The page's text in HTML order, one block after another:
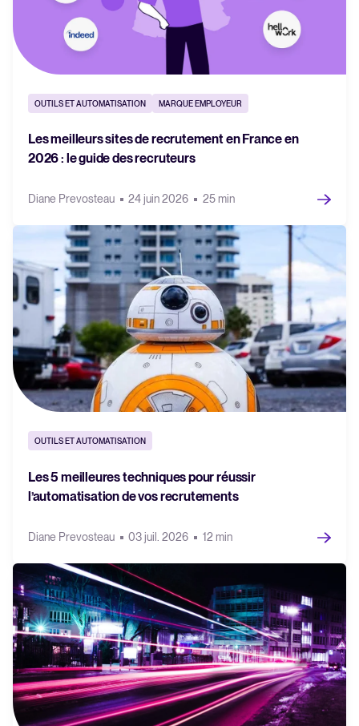
OUTILS ET AUTOMATISATION MARQUE EMPLOYEUR
Les meilleurs sites de recrutement en France en
2026 : le guide des recruteurs
Diane Prevosteau 24 juin 2026 25 min
OUTILS ET AUTOMATISATION
Les 5 meilleures techniques pour réussir
l’automatisation de vos recrutements
Diane Prevosteau 03 juil. 2026 12 min